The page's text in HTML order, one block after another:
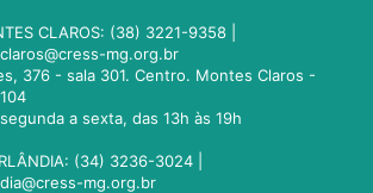
CLAROS: (38) 3221-9358 |
mg.org.br
376 - sala 301. Centro. Montes Claros -
a sexta, das 13h às 19h
(34) 3236-3024 |
mg.org.br